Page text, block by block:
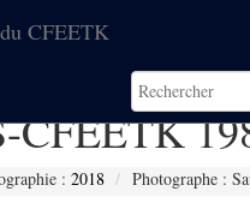
CFEETK
CFEETK
: 2018 Photographe :